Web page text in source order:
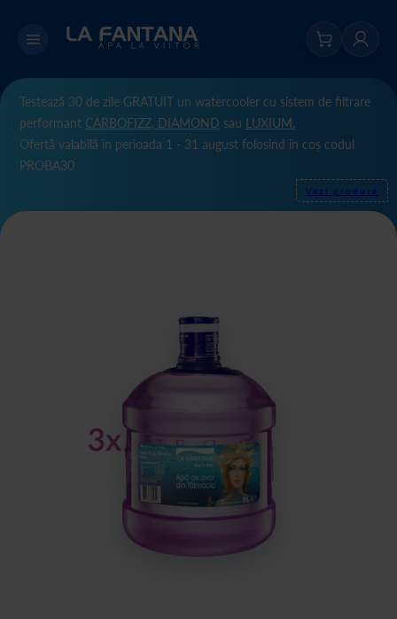
Testează 30 de zile GRATUIT un watercooler cu sistem de filtrare
performant CARBOFIZZ, DIAMOND sau LUXIUM.
Ofertă valabilă în perioada 1 - 31 august folosind în coș codul
PROBA30
Vezi produse